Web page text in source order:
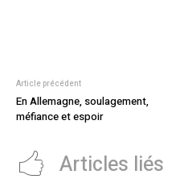
Article précédent
En Allemagne, soulagement,
méfiance et espoir
Articles liés